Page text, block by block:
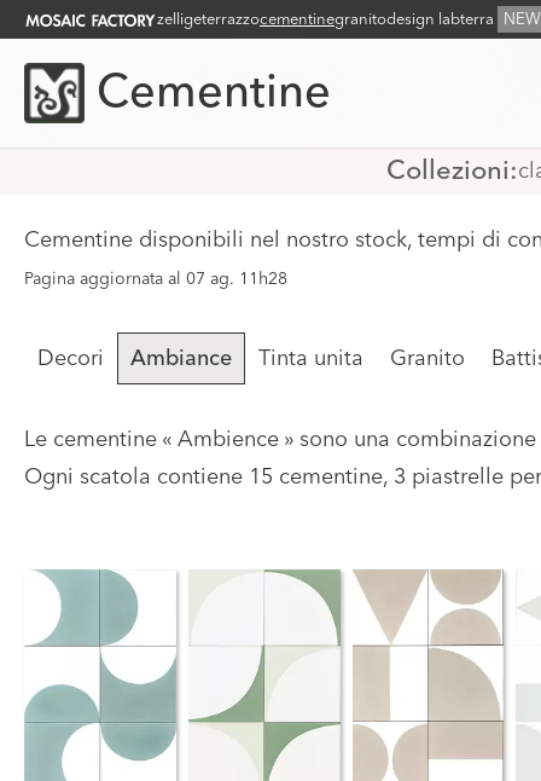
zelligeterrazzocementinegranitodesign labterra NEW
Cementine
Collezioni:
Cementine disponibili nel nostro stock, tempi di
Pagina aggiornata al 07 ag. 11h28
Decori Ambiance Tinta unita Granito
Le cementine « Ambience » sono una
Ogni scatola contiene 15 cementine, 3 piastrelle